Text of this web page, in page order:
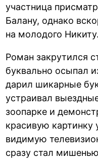
участница
Балану, однако
на молодого Никиту.
Роман закрутился
буквально осыпал
дарил шикарные
устраивал
зоопарке и
красивую картинку
видимую
сразу стал